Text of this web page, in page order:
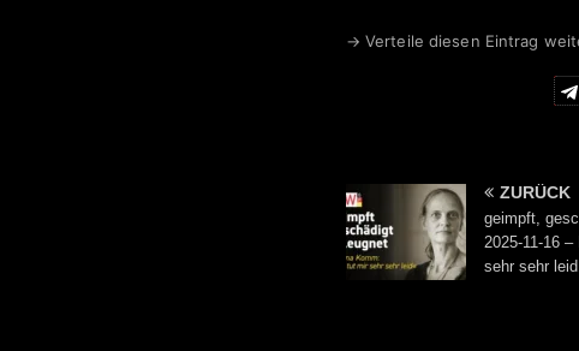
→ Verteile diesen Eintrag
ZURÜCK
geimpft,
2025-11-16
sehr sehr